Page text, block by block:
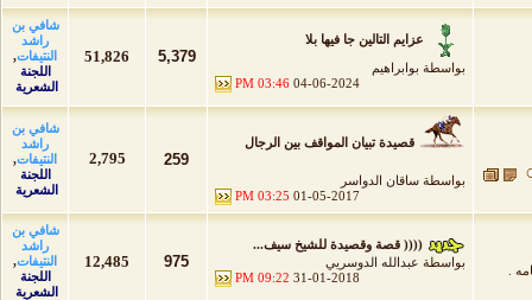
عزايم التالين جا فيها بلا
بواسطة بوابراهيم
04-06-2024
03:46 PM
5,379
51,826
شافي بن
راشد
النتيفات,
اللجنة
الشعرية
قصيدة تبيان المواقف بين الرجال
بواسطة ساقان الدواسر
01-05-2017
03:25 PM
259
2,795
شافي بن
راشد
النتيفات,
اللجنة
الشعرية
.
(((( قصة وقصيدة للشيخ سيف...
بواسطة عبدالله الدوسريي
31-01-2018
09:22 PM
975
12,485
شافي بن
راشد
النتيفات,
اللجنة
الشعرية